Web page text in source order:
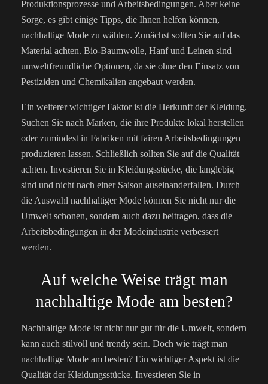
Produktionsprozesse und Arbeitsbedingungen. Aber keine
Sorge, es gibt einige Tipps, die Ihnen helfen können,
nachhaltige Mode zu wählen. Zunächst sollten Sie auf das
Material achten. Bio-Baumwolle, Hanf und Leinen sind
umweltfreundliche Optionen, da sie ohne den Einsatz von
Pestiziden und Chemikalien angebaut werden.
Ein weiterer wichtiger Faktor ist die Herkunft der Kleidung.
Suchen Sie nach Marken, die ihre Produkte lokal herstellen
oder zumindest in Fabriken mit fairen Arbeitsbedingungen
produzieren lassen. Schließlich sollten Sie auf die Qualität
achten. Investieren Sie in Kleidungsstücke, die langlebig
sind und nicht nach einer Saison auseinanderfallen. Durch
die Auswahl nachhaltiger Mode können Sie nicht nur die
Umwelt schonen, sondern auch dazu beitragen, dass die
Arbeitsbedingungen in der Modeindustrie verbessert
werden.
Auf welche Weise trägt man
nachhaltige Mode am besten?
Nachhaltige Mode ist nicht nur gut für die Umwelt, sondern
kann auch stilvoll und trendy sein. Doch wie trägt man
nachhaltige Mode am besten? Ein wichtiger Aspekt ist die
Qualität der Kleidungsstücke. Investieren Sie in